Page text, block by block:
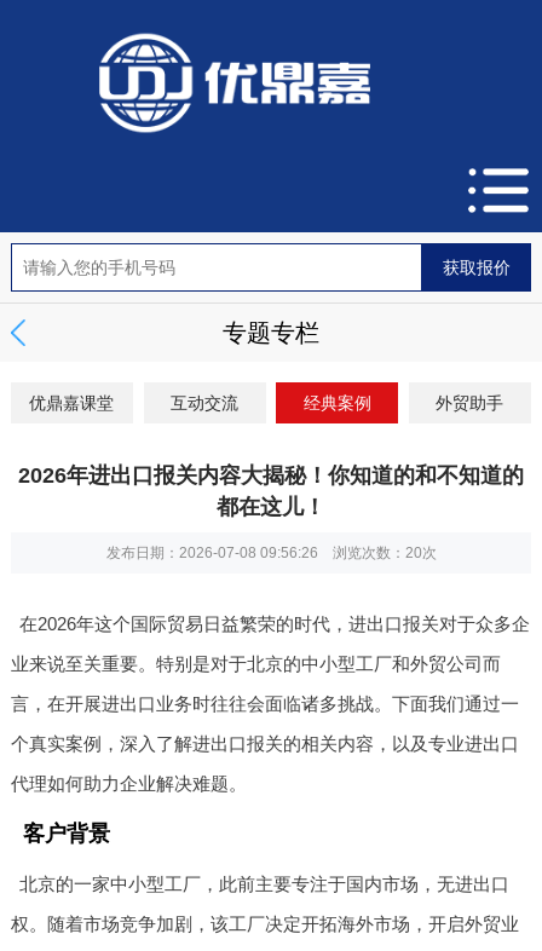
专题专栏
优鼎嘉课堂 互动交流 经典案例 外贸助手
2026年进出口报关内容大揭秘！你知道的和不知道的
都在这儿！
发布日期：2026-07-08 09:56:26 浏览次数： 20次
在2026年这个国际贸易日益繁荣的时代，进出口报关对于众多企
业来说至关重要。特别是对于北京的中小型工厂和外贸公司而
言，在开展进出口业务时往往会面临诸多挑战。下面我们通过一
个真实案例，深入了解进出口报关的相关内容，以及专业进出口
代理如何助力企业解决难题。
客户背景
北京的一家中小型工厂，此前主要专注于国内市场，无进出口
权。随着市场竞争加剧，该工厂决定开拓海外市场，开启外贸业